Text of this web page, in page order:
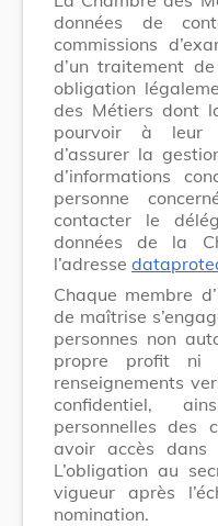
données de
commissions
d’un traitement
obligation
des Métiers dont
pourvoir à leur
d’assurer la
d’informations
personne
contacter le
données de la
l’adresse
Chaque membre
de maîtrise
personnes non
propre profit ni
renseignements
confidentiel,
personnelles des
avoir accès dans
L’obligation au
vigueur après
nomination.